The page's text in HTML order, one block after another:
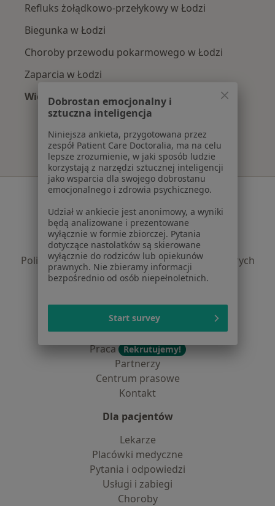
Refluks żołądkowo-przełykowy w Łodzi
Biegunka w Łodzi
Choroby przewodu pokarmowego w Łodzi
Zaparcia w Łodzi
Więcej (15)
Więcej w kategorii: Najczęście leczone
Serwis
Regulamin
Polityka prywatności pacjentów
Polityka prywatności profesjonalistów
Polityka prywatności dla profesjonalistów, których
dane pozyskaliśmy samodzielnie
Jak działają wyniki wyszukiwania
Dostępność
O nas
Praca Rekrutujemy!
Partnerzy
Centrum prasowe
Kontakt
Dla pacjentów
Lekarze
Placówki medyczne
Pytania i odpowiedzi
Usługi i zabiegi
Choroby
Dobrostan emocjonalny i
sztuczna inteligencja
Niniejsza ankieta, przygotowana przez
zespół Patient Care Doctoralia, ma na celu
lepsze zrozumienie, w jaki sposób ludzie
korzystają z narzędzi sztucznej inteligencji
jako wsparcia dla swojego dobrostanu
emocjonalnego i zdrowia psychicznego.
Udział w ankiecie jest anonimowy, a wyniki
będą analizowane i prezentowane
wyłącznie w formie zbiorczej. Pytania
dotyczące nastolatków są skierowane
wyłącznie do rodziców lub opiekunów
prawnych. Nie zbieramy informacji
bezpośrednio od osób niepełnoletnich.
Start survey